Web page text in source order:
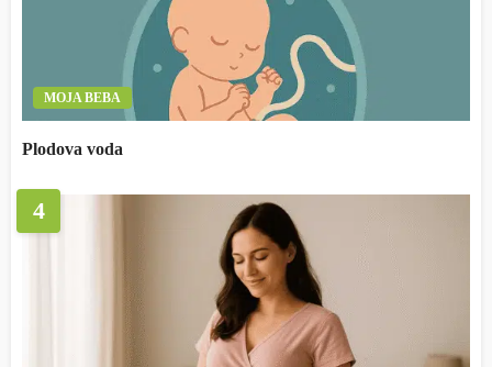
MOJA BEBA
Plodova voda
4